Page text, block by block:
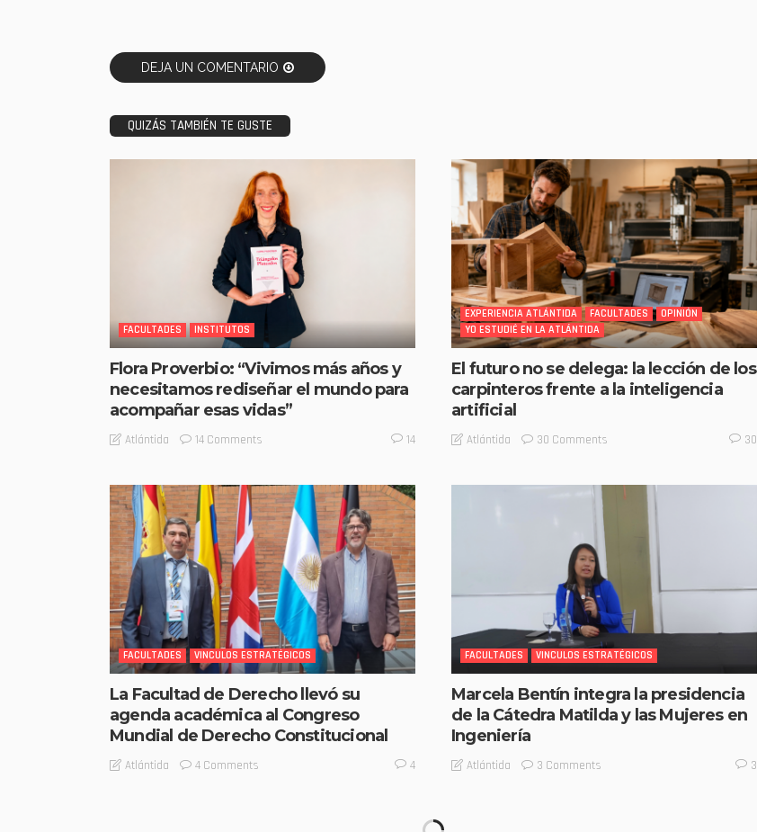
DEJA UN COMENTARIO
QUIZÁS TAMBIÉN TE GUSTE
FACULTADES INSTITUTOS
Flora Proverbio: “Vivimos más años y
necesitamos rediseñar el mundo para
acompañar esas vidas”
Atlántida 14 Comments 14
EXPERIENCIA ATLÁNTIDA FACULTADES
OPINIÓN
YO ESTUDIÉ EN LA ATLÁNTIDA
El futuro no se delega: la lección de los
carpinteros frente a la inteligencia
artificial
Atlántida 30 Comments 30
FACULTADES VINCULOS ESTRATÉGICOS
La Facultad de Derecho llevó su
agenda académica al Congreso
Mundial de Derecho Constitucional
Atlántida 4 Comments 4
FACULTADES VINCULOS ESTRATÉGICOS
Marcela Bentín integra la presidencia
de la Cátedra Matilda y las Mujeres en
Ingeniería
Atlántida 3 Comments 3